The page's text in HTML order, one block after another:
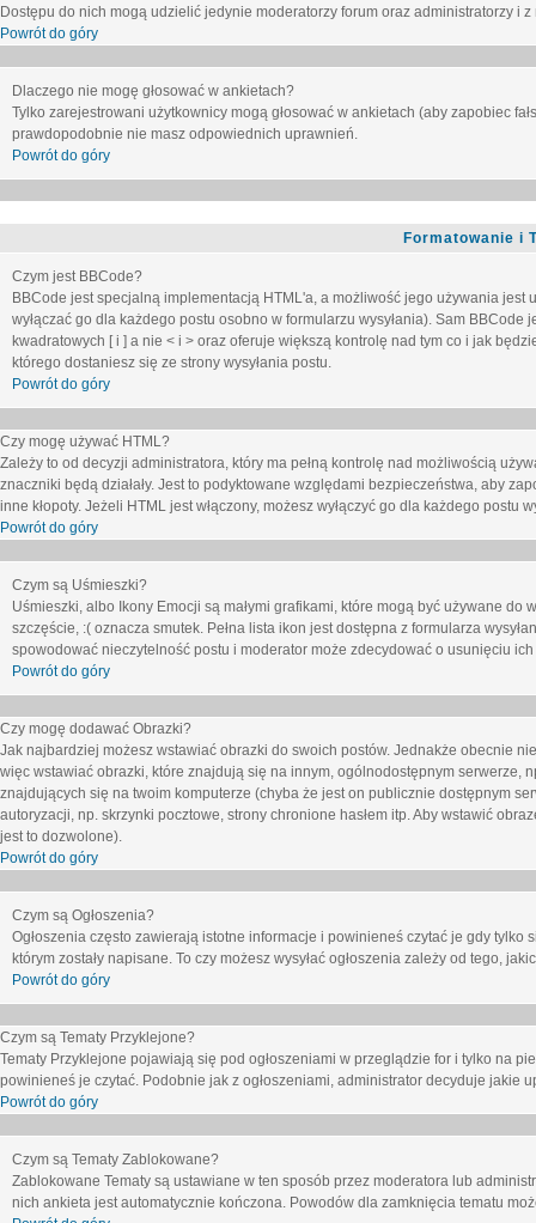
Dostępu do nich mogą udzielić jedynie moderatorzy forum oraz administratorzy i
Powrót do góry
Dlaczego nie mogę głosować w ankietach?
Tylko zarejestrowani użytkownicy mogą głosować w ankietach (aby zapobiec
prawdopodobnie nie masz odpowiednich uprawnień.
Powrót do góry
Formatowanie i
Czym jest BBCode?
BBCode jest specjalną implementacją HTML'a, a możliwość jego używania
wyłączać go dla każdego postu osobno w formularzu wysyłania). Sam
kwadratowych [ i ] a nie < i > oraz oferuje większą kontrolę nad tym co i jak
którego dostaniesz się ze strony wysyłania postu.
Powrót do góry
Czy mogę używać HTML?
Zależy to od decyzji administratora, który ma pełną kontrolę nad możliwością
znaczniki będą działały. Jest to podyktowane względami bezpieczeństwa, aby
inne kłopoty. Jeżeli HTML jest włączony, możesz wyłączyć go dla każdego
Powrót do góry
Czym są Uśmieszki?
Uśmieszki, albo Ikony Emocji są małymi grafikami, które mogą być używane
szczęście, :( oznacza smutek. Pełna lista ikon jest dostępna z formularza
spowodować nieczytelność postu i moderator może zdecydować o usunięciu ich
Powrót do góry
Czy mogę dodawać Obrazki?
Jak najbardziej możesz wstawiać obrazki do swoich postów. Jednakże obecnie
więc wstawiać obrazki, które znajdują się na innym, ogólnodostępnym serwerze,
znajdujących się na twoim komputerze (chyba że jest on publicznie dostępnym
autoryzacji, np. skrzynki pocztowe, strony chronione hasłem itp. Aby wstawić
jest to dozwolone).
Powrót do góry
Czym są Ogłoszenia?
Ogłoszenia często zawierają istotne informacje i powinieneś czytać je gdy
którym zostały napisane. To czy możesz wysyłać ogłoszenia zależy od tego,
Powrót do góry
Czym są Tematy Przyklejone?
Tematy Przyklejone pojawiają się pod ogłoszeniami w przeglądzie for i tylko na
powinieneś je czytać. Podobnie jak z ogłoszeniami, administrator decyduje
Powrót do góry
Czym są Tematy Zablokowane?
Zablokowane Tematy są ustawiane w ten sposób przez moderatora lub
nich ankieta jest automatycznie kończona. Powodów dla zamknięcia tematu